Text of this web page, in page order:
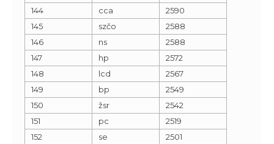
144
cca
2590
145
szčo
2588
146
ns
2588
147
hp
2572
148
lcd
2567
149
bp
2549
150
žsr
2542
151
pc
2519
152
se
2501